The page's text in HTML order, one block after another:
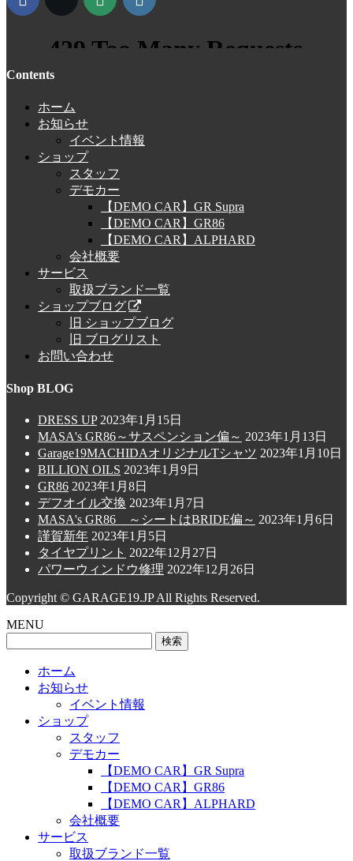
Contents
ホーム
お知らせ
イベント情報
ショップ
スタッフ
デモカー
【DEMO CAR】GR Supra
【DEMO CAR】GR86
【DEMO CAR】ALPHARD
会社概要
サービス
取扱ブランド一覧
ショップブログ
旧 ショップブログ
旧 ブログリスト
お問い合わせ
Shop BLOG
DRESS UP 2023年1月15日
MASA's GR86～サスペンション偏～ 2023年1月13日
Garage19MACHIDAオリジナルTシャツ 2023年1月10日
BILLION OILS 2023年1月9日
GR86 2023年1月8日
デフオイル交換 2023年1月7日
MASA's GR86 ～シートはBRIDE偏～ 2023年1月6日
謹賀新年 2023年1月5日
タイヤプリント 2022年12月27日
パワーウィンドウ修理 2022年12月26日
Copyright © GARAGE19.JP All Rights Reserved.
MENU
ホーム
お知らせ
イベント情報
ショップ
スタッフ
デモカー
【DEMO CAR】GR Supra
【DEMO CAR】GR86
【DEMO CAR】ALPHARD
会社概要
サービス
取扱ブランド一覧